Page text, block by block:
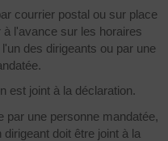
courrier postal ou sur place
l'avance sur les horaires
des dirigeants ou par une
est joint à la déclaration.
par une personne mandatée,
doit être joint à la